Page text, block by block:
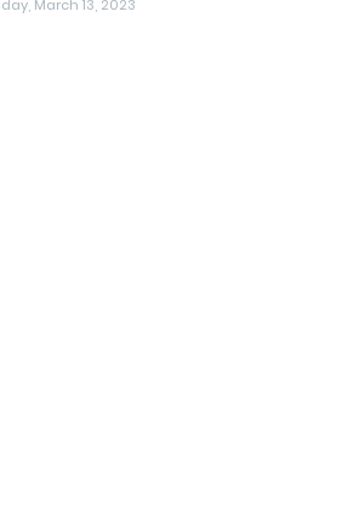
March 13, 2023